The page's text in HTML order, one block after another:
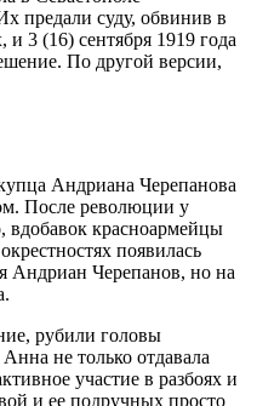
предали суду, обвинив в
и 3 (16) сентября 1919 года
По другой версии,
Андриана Черепанова
После революции у
вдобавок красноармейцы
появилась
Андриан Черепанов, но на
рубили головы
не только отдавала
участие в разбоях и
и ее подручных просто